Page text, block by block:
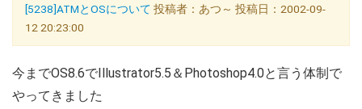
[5238]ATMとOSについて 投稿者：あつ～ 投稿日：2002-09-
12 20:23:00
今までOS8.6でIllustrator5.5＆Photoshop4.0と言う体制で
やってきました